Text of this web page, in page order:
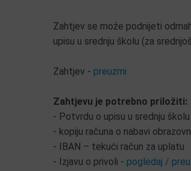
Zahtjev se može podnijeti
upisu u srednju školu (za
Zahtjev -preuzmi
Zahtjevu je potrebno priložiti:
- Potvrdu o upisu u srednju školu
- kopiju računa o nabavi
- IBAN – tekući račun za uplatu
- Izjavu o privoli -pogledaj /